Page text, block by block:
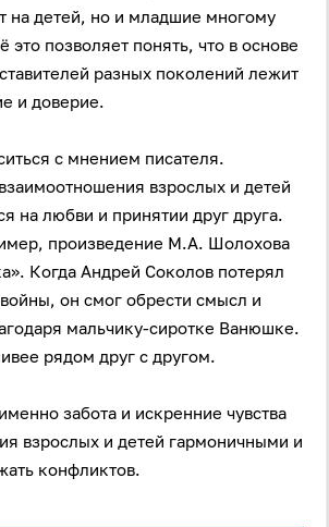
на детей, но и младшие многому
это позволяет понять, что в основе
разных поколений лежит
и доверие.
с мнением писателя.
взрослых и детей
на любви и принятии друг друга.
произведение М.А. Шолохова
Когда Андрей Соколов потерял
он смог обрести смысл и
мальчику-сиротке Ванюшке.
рядом друг с другом.
забота и искренние чувства
взрослых и детей гармоничными и
конфликтов.